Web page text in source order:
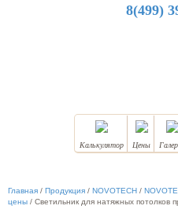
8(499)
Калькулятор Цены
Главная / Продукция / NOVOTECH /
цены / Светильник для натяжных потолков